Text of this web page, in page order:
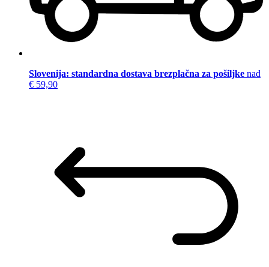
Slovenija: standardna dostava brezplačna za pošiljke nad
€ 59,90